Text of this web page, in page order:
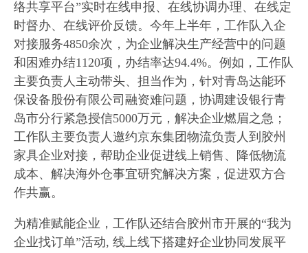
络共享平台”实时在线申报、在线协调办理、在线定
时督办、在线评价反馈。今年上半年，工作队入企
对接服务4850余次，为企业解决生产经营中的问题
和困难办结1120项，办结率达94.4%。例如，工作队
主要负责人主动带头、担当作为，针对青岛达能环
保设备股份有限公司融资难问题，协调建设银行青
岛市分行紧急授信5000万元，解决企业燃眉之急；
工作队主要负责人邀约京东集团物流负责人到胶州
家具企业对接，帮助企业促进线上销售、降低物流
成本、解决海外仓事宜研究解决方案，促进双方合
作共赢。
为精准赋能企业，工作队还结合胶州市开展的“我为
企业找订单”活动, 线上线下搭建好企业协同发展平